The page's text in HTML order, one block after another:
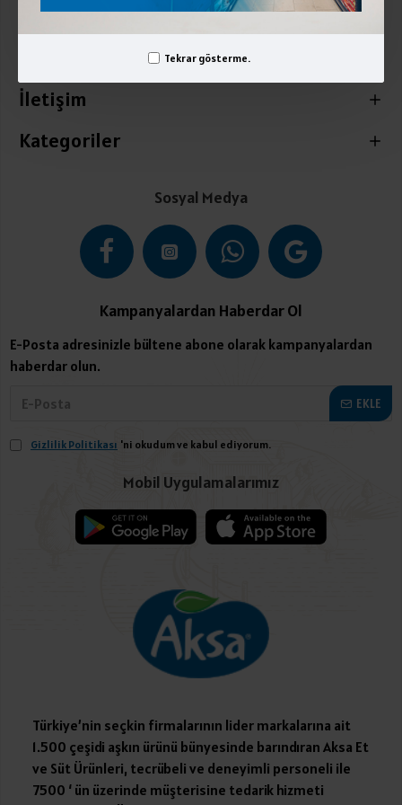
Tekrar gösterme.
Kurumsal
Üyelik İşlemleri
İletişim
Kategoriler
Sosyal Medya
Kampanyalardan Haberdar Ol
E-Posta adresinizle bültene abone olarak kampanyalardan
haberdar olun.
EKLE
Gizlilik Politikası 'ni okudum ve kabul ediyorum.
Mobil Uygulamalarımız
Türkiye’nin seçkin firmalarının lider markalarına ait
1.500 çeşidi aşkın ürünü bünyesinde barındıran Aksa Et
ve Süt Ürünleri, tecrübeli ve deneyimli personeli ile
7500 ‘ ün üzerinde müşterisine tedarik hizmeti